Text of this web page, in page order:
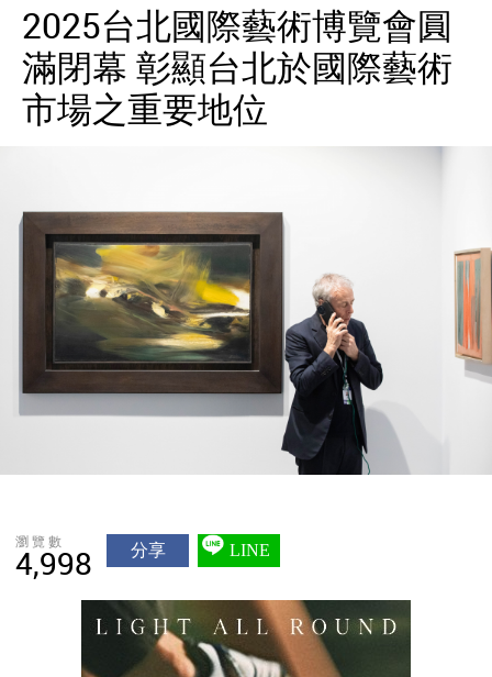
2025台北國際藝術博覽會圓
滿閉幕 彰顯台北於國際藝術
市場之重要地位
瀏覽數
4,998 分享 LINE